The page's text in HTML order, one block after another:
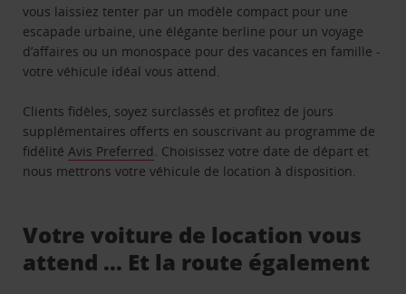
vous laissiez tenter par un modèle compact pour une
escapade urbaine, une élégante berline pour un voyage
d’affaires ou un monospace pour des vacances en famille -
votre véhicule idéal vous attend.
Clients fidèles, soyez surclassés et profitez de jours
supplémentaires offerts en souscrivant au programme de
fidélitéAvis Preferred. Choisissez votre date de départ et
nous mettrons votre véhicule de location à disposition.
Votre voiture de location vous
attend … Et la route également